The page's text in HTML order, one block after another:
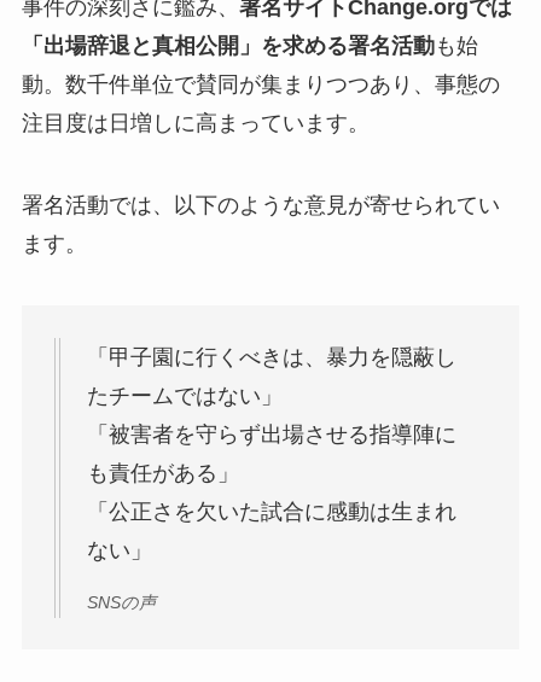
事件の深刻さに鑑み、 署名サイトChange.orgでは
「出場辞退と真相公開」を求める署名活動も始
動。数千件単位で賛同が集まりつつあり、事態の
注目度は日増しに高まっています。
署名活動では、以下のような意見が寄せられてい
ます。
「甲子園に行くべきは、暴力を隠蔽し
たチームではない」
「被害者を守らず出場させる指導陣に
も責任がある」
「公正さを欠いた試合に感動は生まれ
ない」
SNSの声